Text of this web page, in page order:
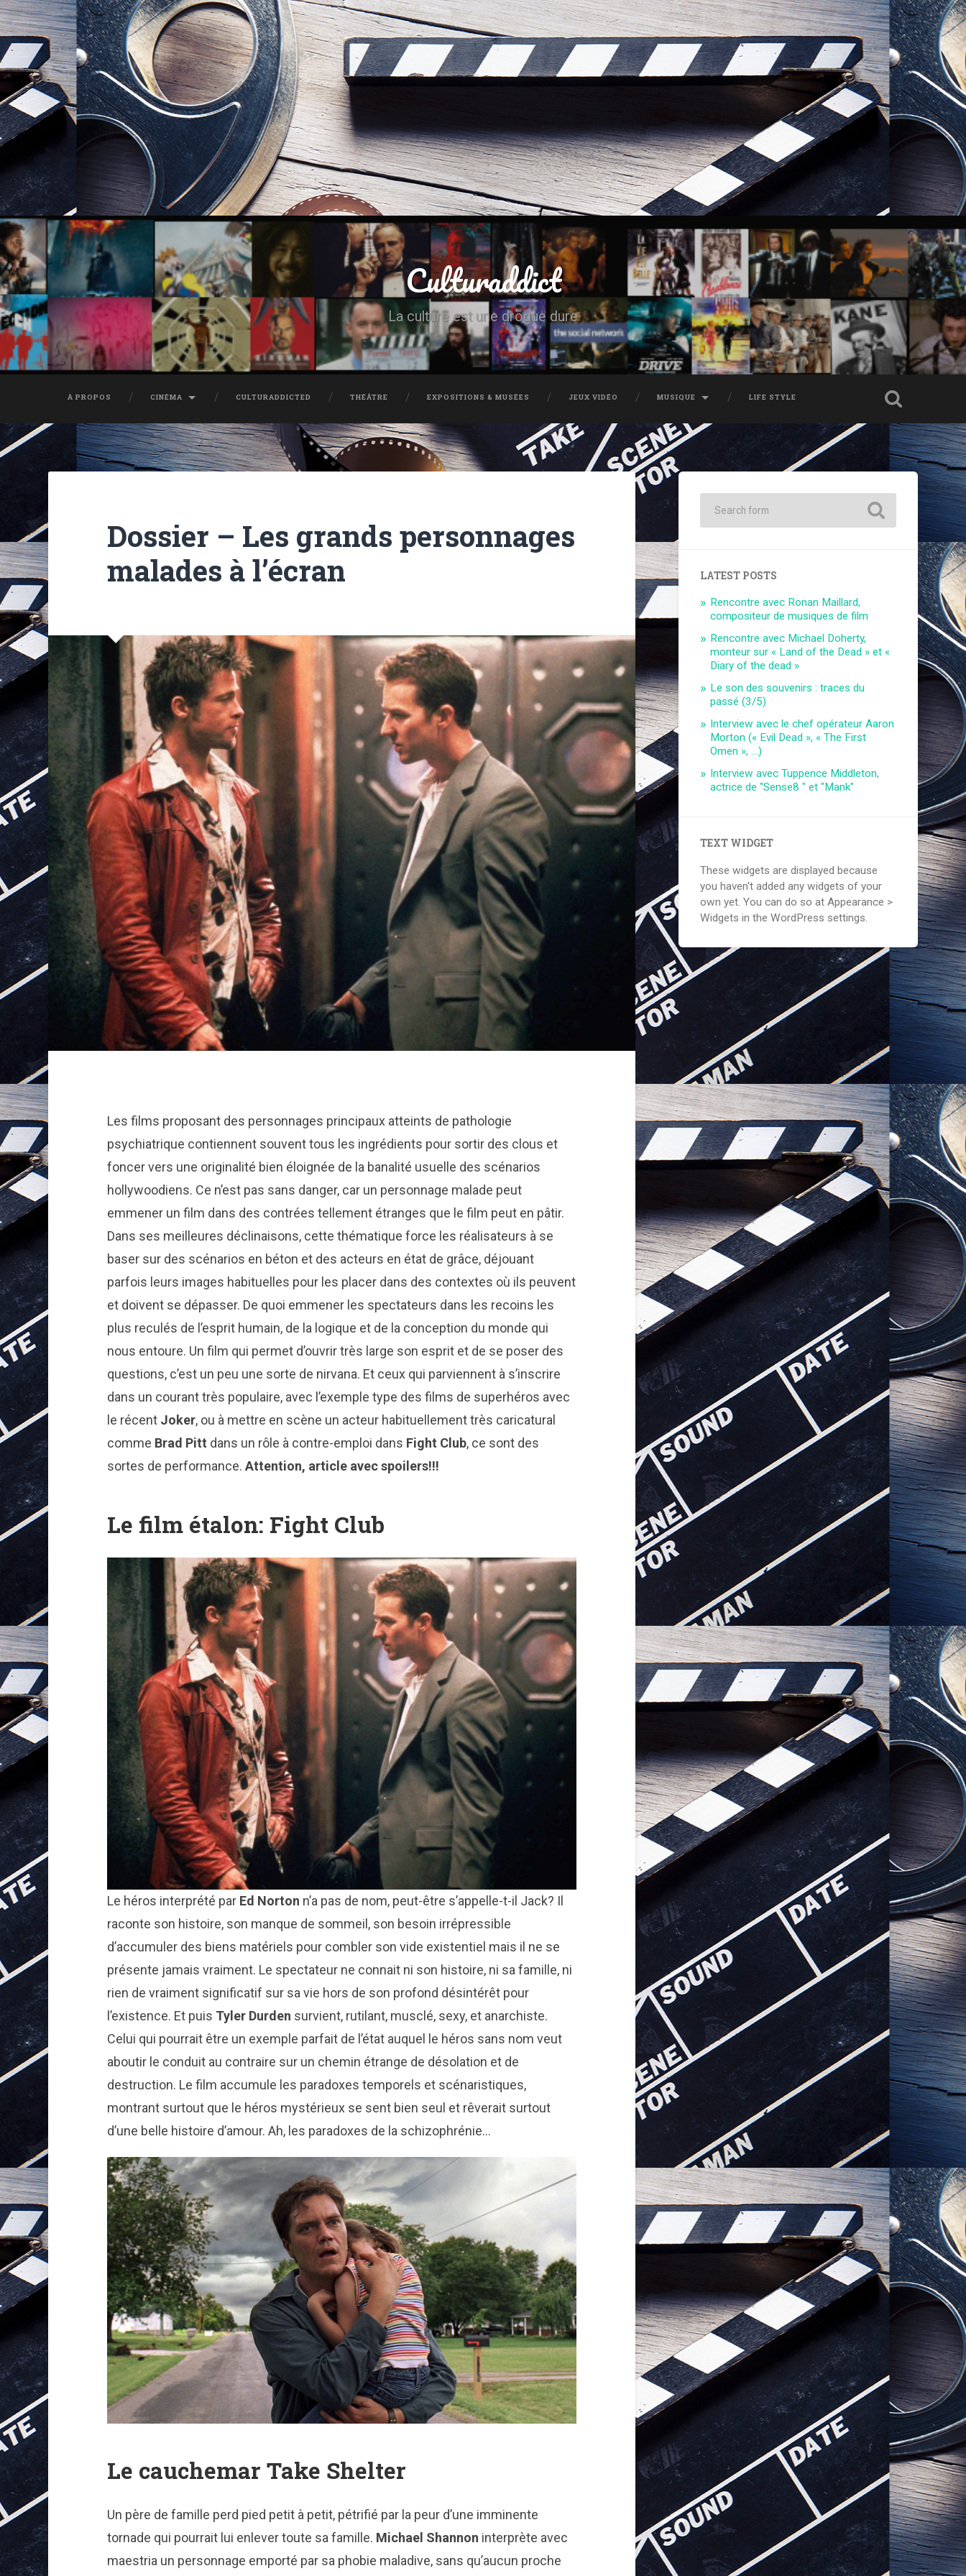
Culturaddict
La culture est une drogue dure
À PROPOS CINÉMA CULTURADDICTED THÉÂTRE EXPOSITIONS & MUSÉES JEUX VIDÉO MUSIQUE LIFE STYLE
Dossier – Les grands personnages
malades à l’écran
Les films proposant des personnages principaux atteints de pathologie
psychiatrique contiennent souvent tous les ingrédients pour sortir des clous et
foncer vers une originalité bien éloignée de la banalité usuelle des scénarios
hollywoodiens. Ce n’est pas sans danger, car un personnage malade peut
emmener un film dans des contrées tellement étranges que le film peut en pâtir.
Dans ses meilleures déclinaisons, cette thématique force les réalisateurs à se
baser sur des scénarios en béton et des acteurs en état de grâce, déjouant
parfois leurs images habituelles pour les placer dans des contextes où ils peuvent
et doivent se dépasser. De quoi emmener les spectateurs dans les recoins les
plus reculés de l’esprit humain, de la logique et de la conception du monde qui
nous entoure. Un film qui permet d’ouvrir très large son esprit et de se poser des
questions, c’est un peu une sorte de nirvana. Et ceux qui parviennent à s’inscrire
dans un courant très populaire, avec l’exemple type des films de superhéros avec
le récent Joker, ou à mettre en scène un acteur habituellement très caricatural
comme Brad Pitt dans un rôle à contre-emploi dans Fight Club, ce sont des
sortes de performance. Attention, article avec spoilers!!!
Le film étalon: Fight Club
Le héros interprété par Ed Norton n’a pas de nom, peut-être s’appelle-t-il Jack? Il
raconte son histoire, son manque de sommeil, son besoin irrépressible
d’accumuler des biens matériels pour combler son vide existentiel mais il ne se
présente jamais vraiment. Le spectateur ne connait ni son histoire, ni sa famille, ni
rien de vraiment significatif sur sa vie hors de son profond désintérêt pour
l’existence. Et puis Tyler Durden survient, rutilant, musclé, sexy, et anarchiste.
Celui qui pourrait être un exemple parfait de l’état auquel le héros sans nom veut
aboutir le conduit au contraire sur un chemin étrange de désolation et de
destruction. Le film accumule les paradoxes temporels et scénaristiques,
montrant surtout que le héros mystérieux se sent bien seul et rêverait surtout
d’une belle histoire d’amour. Ah, les paradoxes de la schizophrénie…
Le cauchemar Take Shelter
Un père de famille perd pied petit à petit, pétrifié par la peur d’une imminente
tornade qui pourrait lui enlever toute sa famille. Michael Shannon interprète avec
maestria un personnage emporté par sa phobie maladive, sans qu’aucun proche
LATEST POSTS
Rencontre avec Ronan Maillard,
compositeur de musiques de film
Rencontre avec Michael Doherty,
monteur sur « Land of the Dead » et «
Diary of the dead »
Le son des souvenirs : traces du
passé (3/5)
Interview avec le chef opérateur Aaron
Morton (« Evil Dead », « The First
Omen », …)
Interview avec Tuppence Middleton,
actrice de "Sense8 " et "Mank"
TEXT WIDGET
These widgets are displayed because
you haven't added any widgets of your
own yet. You can do so at Appearance >
Widgets in the WordPress settings.